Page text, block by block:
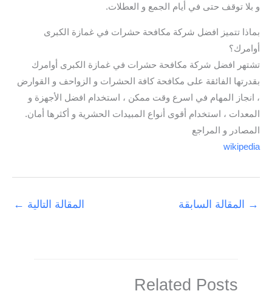
و بلا توقف حتى في أيام الجمع و العطلات.
بماذا تتميز افضل شركة مكافحة حشرات في غمازة الكبرى
أوامرك؟
تشتهر افضل شركة مكافحة حشرات في غمازة الكبرى أوامرك
بقدرتها الفائقة على مكافحة كافة الحشرات و الزواحف و القوارض
، انجاز المهام في اسرع وقت ممكن ، استخدام افضل الأجهزة و
المعدات ، استخدام أقوى أنواع المبيدات الحشرية و أكثرها أمان.
المصادر و المراجع
wikipedia
→ المقالة السابقة المقالة التالية ←
Related Posts